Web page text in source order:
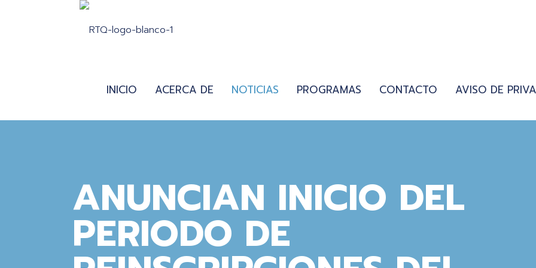
INICIO ACERCA DE NOTICIAS PROGRAMAS CONTACTO AVISO DE
ANUNCIAN INICIO DEL
PERIODO DE